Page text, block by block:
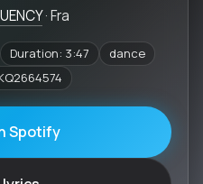
· Fra
Duration: 3:47
dance
Spotify